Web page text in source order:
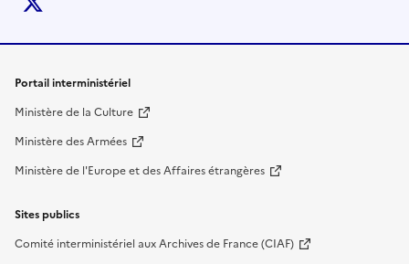
Liens de bas de page
Portail interministériel
Ministère de la Culture
Ministère des Armées
Ministère de l'Europe et des Affaires étrangères
Sites publics
Comité interministériel aux Archives de France (CIAF)